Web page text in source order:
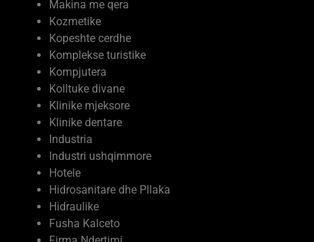
Komplekse turistike
Kompjutera
Kolltuke divane
Klinike mjeksore
Klinike dentare
Industria
Industri ushqimmore
Hotele
Hidrosanitare dhe Pllaka
Hidraulike
Fusha Kalceto
Firma Ndertimi
Ferma Prodhime Bujqesore
Ferma me kafshe